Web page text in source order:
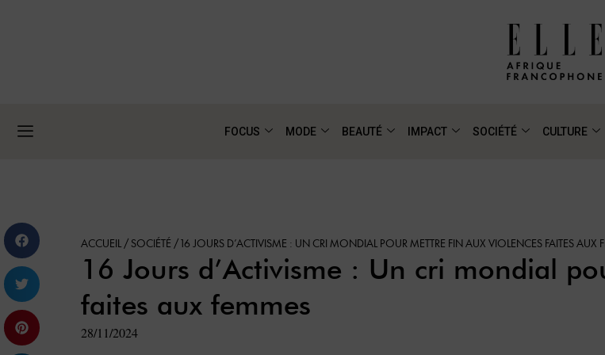
FOCUS MODE BEAUTÉ IMPACT SOCIÉTÉ CULTURE
ACCUEIL / SOCIÉTÉ / 16 JOURS D’ACTIVISME : UN CRI MONDIAL POUR METTRE FIN AUX VIOLENCES FAITES AUX
16 Jours d’Activisme : Un cri mondial
faites aux femmes
28/11/2024